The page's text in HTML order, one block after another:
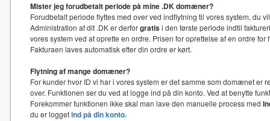
Mister jeg forudbetalt periode på mine .DK domæner?
Forudbetalt periode flyttes med over ved indflytning til vores system,
Administration af dit .DK er derforgratisi den første periode indtil
vores system ved at oprette en ordre. Prisen for oprettelse af en ordre
Fakturaen laves automatisk efter din ordre er kørt.
Flytning af mange domæner?
For kunder hvor ID vi har i vores system er det samme som domænet
over. Funktionen ser du ved at logge ind på din konto. Ved at benytte
Forekommer funktionen ikke skal man lave den manuelle process med
du er loggetind på din konto.